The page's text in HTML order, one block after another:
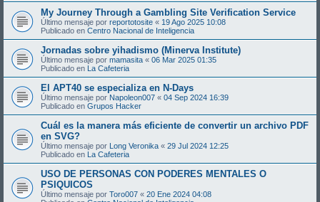
My Journey Through a Gambling Site Verification Service
Último mensaje por reportotosite « 19 Ago 2025 10:08
Publicado en Centro Nacional de Inteligencia
Jornadas sobre yihadismo (Minerva Institute)
Último mensaje por mamasita « 06 Mar 2025 01:35
Publicado en La Cafeteria
El APT40 se especializa en N-Days
Último mensaje por Napoleon007 « 04 Sep 2024 16:39
Publicado en Grupos Hacker
Cuál es la manera más eficiente de convertir un archivo PDF
en SVG?
Último mensaje por Long Veronika « 29 Jul 2024 12:25
Publicado en La Cafeteria
USO DE PERSONAS CON PODERES MENTALES O
PSIQUICOS
Último mensaje por Toro007 « 20 Ene 2024 04:08